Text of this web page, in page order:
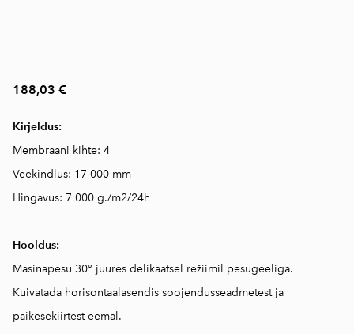
188,03 €
Kirjeldus:
Membraani kihte: 4
Veekindlus: 17 000 mm
Hingavus: 7 000 g./m2/24h
Hooldus:
Masinapesu 30° juures delikaatsel režiimil pesugeeliga.
Kuivatada horisontaalasendis soojendusseadmetest ja
päikesekiirtest eemal.